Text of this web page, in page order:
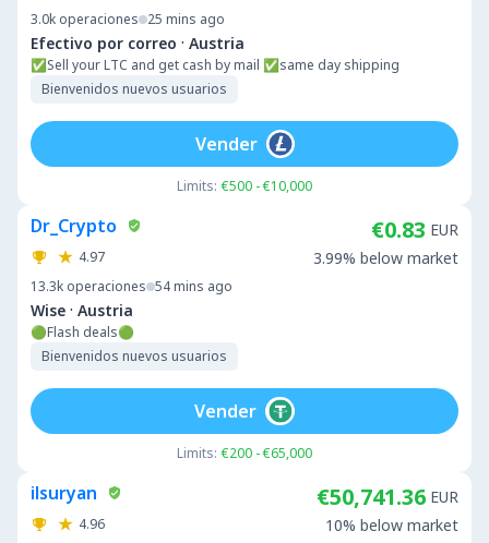
3.0k operaciones 25 mins ago
Efectivo por correo · Austria
✅️Sell your LTC and get cash by mail ✅️same day shipping
Bienvenidos nuevos usuarios
Limits: €500 - €10,000
Vender
Dr_Crypto
4.97
13.3k operaciones 54 mins ago
Wise · Austria
🟢Flash deals🟢
Bienvenidos nuevos usuarios
€0.83 EUR
3.99% below market
Limits: €200 - €65,000
Vender
ilsuryan
4.96
€50,741.36 EUR
10% below market